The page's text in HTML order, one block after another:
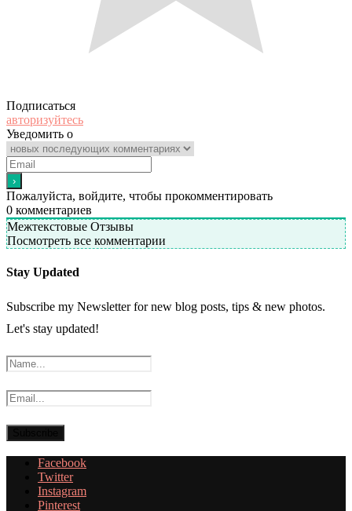
Подписаться
авторизуйтесь
Уведомить о
Пожалуйста, войдите, чтобы прокомментировать
0 комментариев
Межтекстовые Отзывы
Посмотреть все комментарии
Stay Updated
Subscribe my Newsletter for new blog posts, tips & new photos.
Let's stay updated!
Facebook
Twitter
Instagram
Pinterest